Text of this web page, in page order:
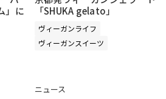
」に
「SHUKA gelato」
ヴィーガンライフ
ヴィーガンスイーツ
ニュース